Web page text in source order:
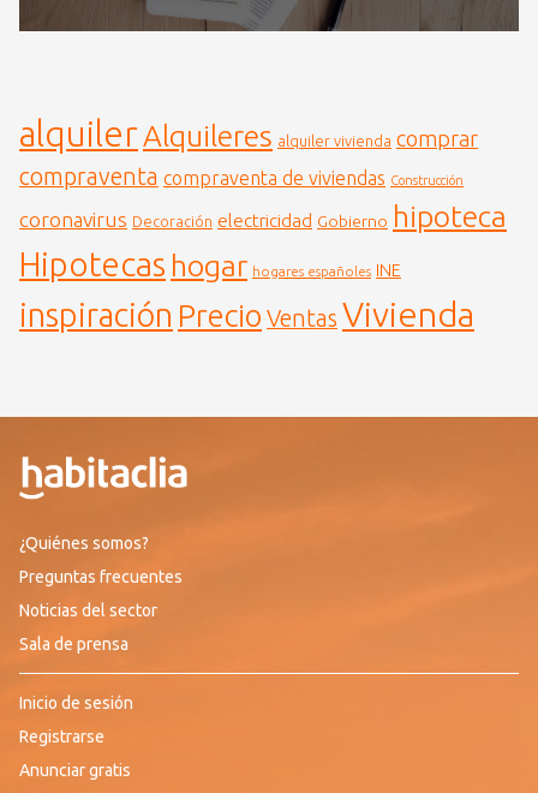
alquiler Alquileres alquiler vivienda comprar
compraventa compraventa de viviendas Construcción
coronavirus Decoración electricidad Gobierno hipoteca
Hipotecas hogar hogares españoles INE
inspiración Precio Ventas Vivienda
¿Quiénes somos?
Preguntas frecuentes
Noticias del sector
Sala de prensa
Inicio de sesión
Registrarse
Anunciar gratis